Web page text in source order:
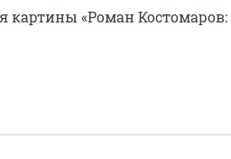
картины «Роман Костомаров: